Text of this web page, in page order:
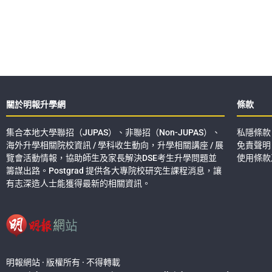
關於明報升學網
集合本地大學聯招（JUPAS）、非聯招（Non-JUPAS）、
海外升學相關院校資訊 / 學科收生動向，升學相關講座 / 展
覽會活動情報，協助師生及家長解決DSE考生升學問題並
籌謀出路。Postgrad 提供各大專院校研究生課程消息，讓
有志深造人士能獲得最新的相關資訊。
條款
私隱條款
免責聲明
使用條
明報網站 · 版權所有 · 不得轉載